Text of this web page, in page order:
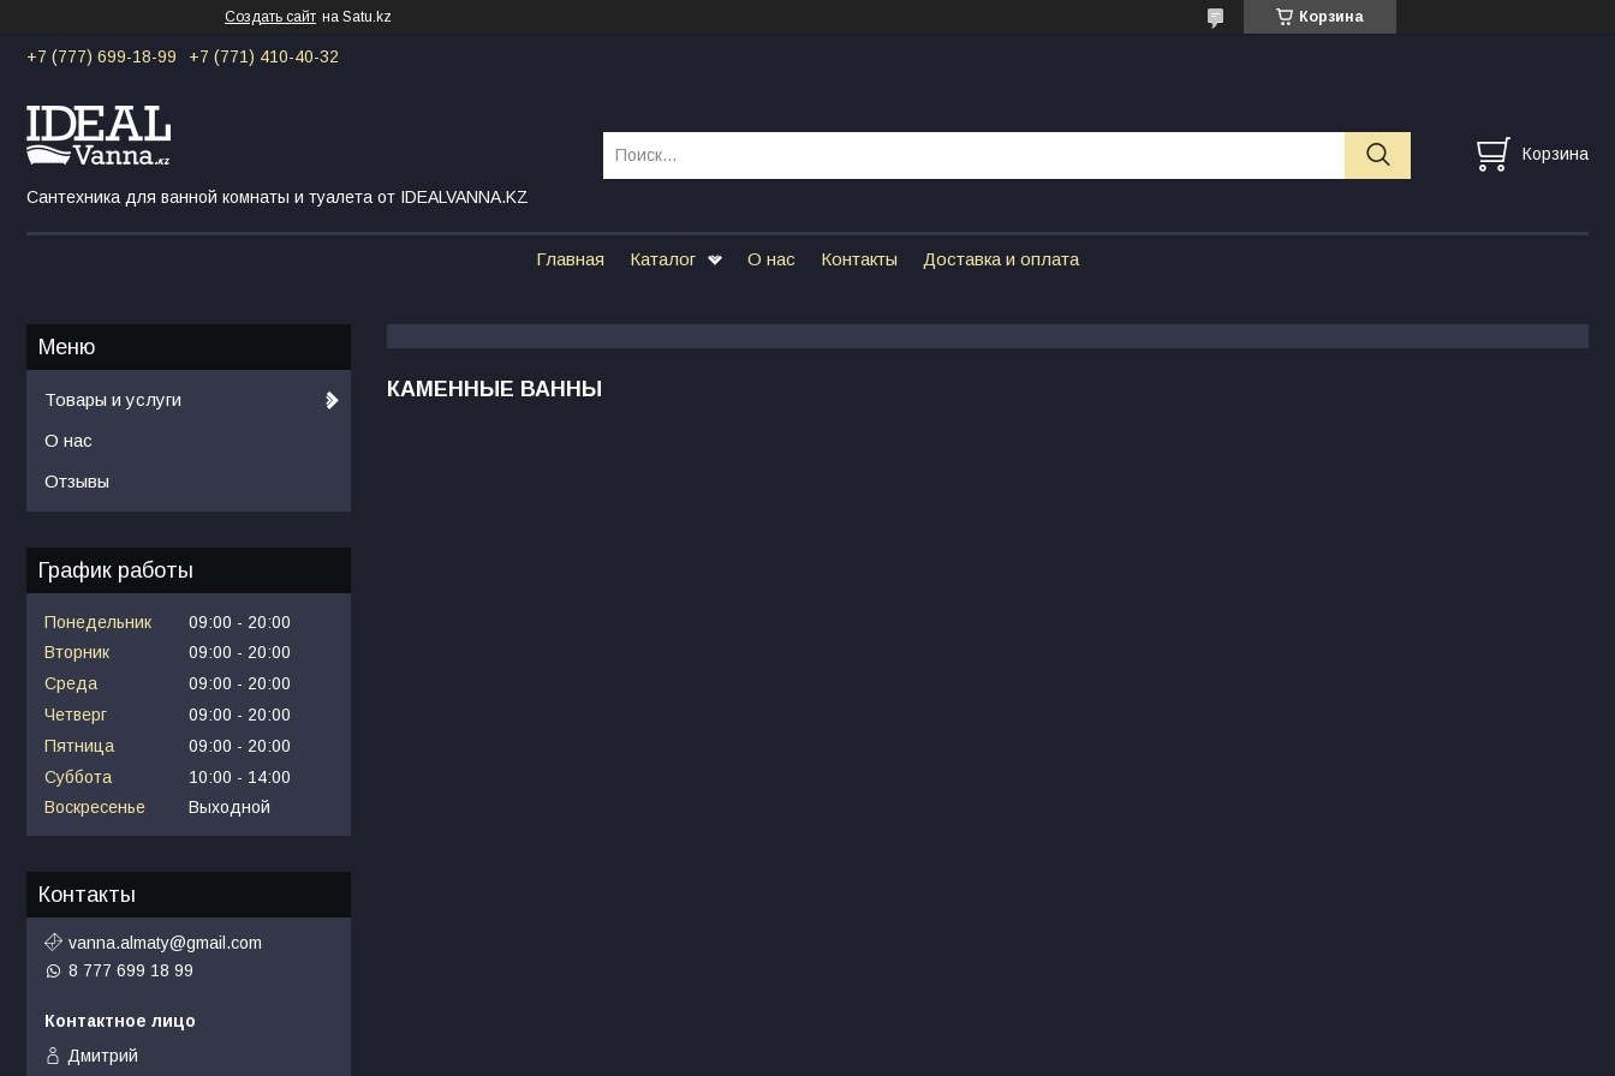
Создать сайт на Satu.kz Корзина
+7 (777) 699-18-99 +7 (771) 410-40-32
Сантехника для ванной комнаты и туалета от IDEALVANNA.KZ
Корзина
Главная Каталог О нас Контакты Доставка и оплата
КАМЕННЫЕ ВАННЫ
Товары и услуги
О нас
Отзывы
График работы
Понедельник 09:00
20:00
Вторник
09:00
20:00
Среда
09:00
20:00
Четверг
09:00
20:00
Пятница
09:00
20:00
Суббота
10:00
14:00
Воскресенье
Выходной
Контакты
vanna.almaty@gmail.com
8 777 699 18 99
Дмитрий